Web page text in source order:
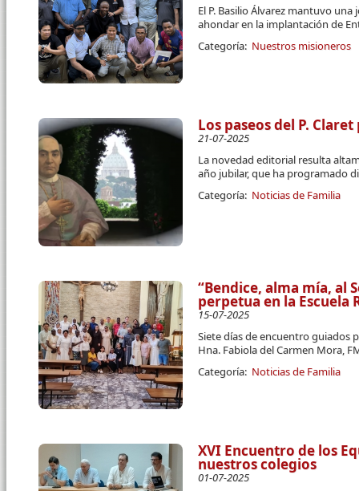
El P. Basilio Álvarez mantuvo
ahondar en la implantación de
Categoría: Nuestros misioneros
Los paseos del P.
21-07-2025
La novedad editorial resulta
año jubilar, que ha programado
Categoría: Noticias de Familia
“Bendice, alma mía, al
perpetua en la Escuela
15-07-2025
Siete días de encuentro guiados
Hna. Fabiola del Carmen Mora,
Categoría: Noticias de Familia
XVI Encuentro de los
nuestros colegios
01-07-2025